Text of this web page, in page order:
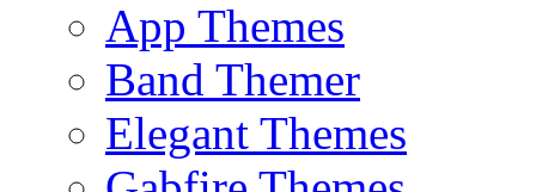
App Themes
Band Themer
Elegant Themes